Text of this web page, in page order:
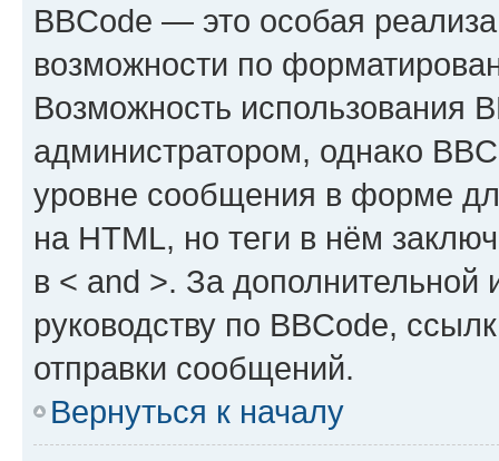
BBCode — это особая
возможности по
Возможность использования
администратором, однако
уровне сообщения в форме
на HTML, но теги в нём
в < and >. За
руководству по BBCode,
отправки сообщений.
Вернуться к началу